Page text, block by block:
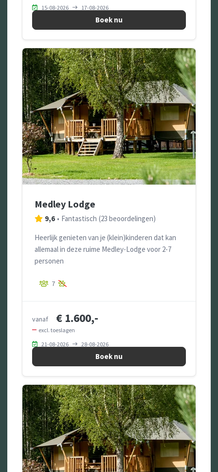
15-08-2026 17-08-2026
Boek nu
Medley Lodge
9,6 • Fantastisch (23 beoordelingen)
Heerlijk genieten van je (klein)kinderen dat kan
allemaal in deze ruime Medley-Lodge voor 2-7
personen
7
vanaf € 1.600,-
excl. toeslagen
21-08-2026
28-08-2026
Boek nu